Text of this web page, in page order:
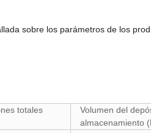
sobre los parámetros de los
totales
Volumen del
almacenamiento